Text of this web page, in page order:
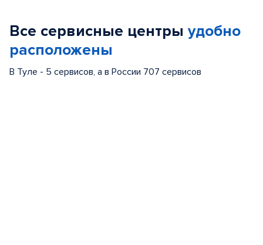
Все сервисные центры удобно
расположены
В Туле - 5 сервисов, а в России 707 сервисов